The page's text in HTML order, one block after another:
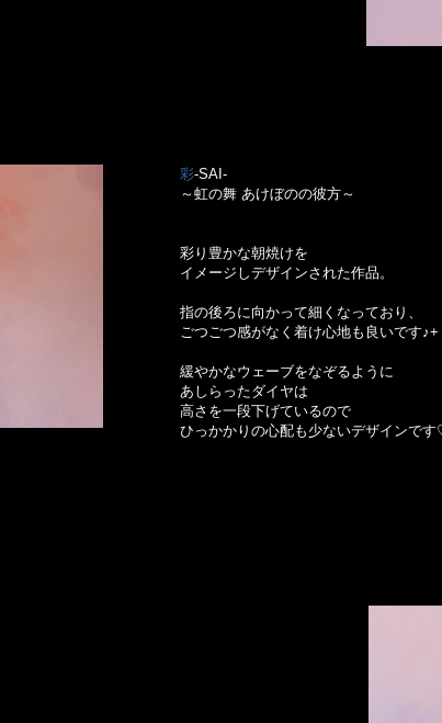
彩-SAI-
～虹の舞 あけぼのの彼方～
彩り豊かな朝焼けを
イメージしデザインされた作品。
指の後ろに向かって細くなっており、
ごつごつ感がなく着け心地も良いです♪+
緩やかなウェーブをなぞるように
あしらったダイヤは
高さを一段下げているので
ひっかかりの心配も少ないデザインです